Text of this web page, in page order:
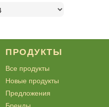
ПРОДУКТЫ
Все продукты
Новые продукты
Предложения